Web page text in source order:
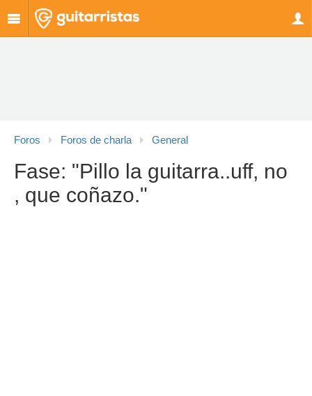
Foros Foros de charla General
Fase: "Pillo la guitarra..uff, no
, que coñazo."